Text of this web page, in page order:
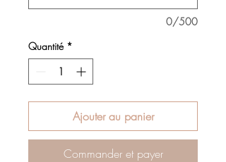
0/500
Quantité *
Ajouter au panier
Commander et payer